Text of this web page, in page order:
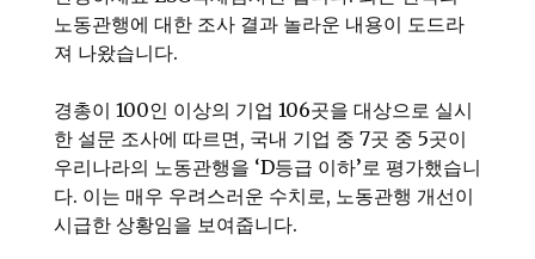
노동관행에 대한 조사 결과 놀라운 내용이 도드라
져 나왔습니다.
경총이 100인 이상의 기업 106곳을 대상으로 실시
한 설문 조사에 따르면, 국내 기업 중 7곳 중 5곳이
우리나라의 노동관행을 ‘D등급 이하’로 평가했습니
다. 이는 매우 우려스러운 수치로, 노동관행 개선이
시급한 상황임을 보여줍니다.